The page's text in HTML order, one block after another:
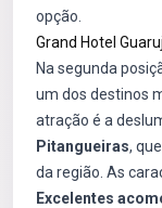
opção.
Grand Hotel
Na segunda
um dos destinos
atração é a
Pitangueiras,
da região. As
Excelentes